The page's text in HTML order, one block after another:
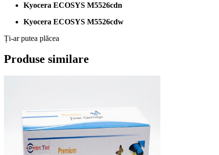
Kyocera ECOSYS M5526cdn
Kyocera ECOSYS M5526cdw
Ți-ar putea plăcea
Produse similare